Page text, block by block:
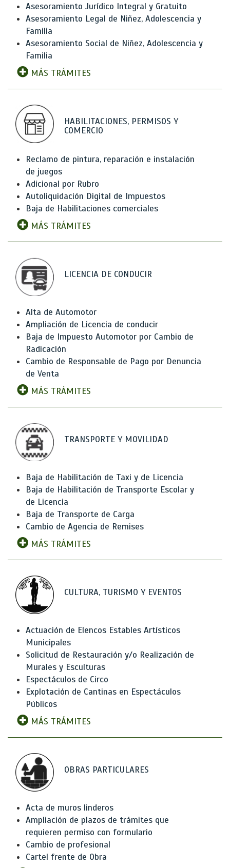
Asesoramiento Jurídico Integral y Gratuito
Asesoramiento Legal de Niñez, Adolescencia y
Familia
Asesoramiento Social de Niñez, Adolescencia y
Familia
MÁS TRÁMITES
HABILITACIONES, PERMISOS Y
COMERCIO
Reclamo de pintura, reparación e instalación
de juegos
Adicional por Rubro
Autoliquidación Digital de Impuestos
Baja de Habilitaciones comerciales
MÁS TRÁMITES
LICENCIA DE CONDUCIR
Alta de Automotor
Ampliación de Licencia de conducir
Baja de Impuesto Automotor por Cambio de
Radicación
Cambio de Responsable de Pago por Denuncia
de Venta
MÁS TRÁMITES
TRANSPORTE Y MOVILIDAD
Baja de Habilitación de Taxi y de Licencia
Baja de Habilitación de Transporte Escolar y
de Licencia
Baja de Transporte de Carga
Cambio de Agencia de Remises
MÁS TRÁMITES
CULTURA, TURISMO Y EVENTOS
Actuación de Elencos Estables Artísticos
Municipales
Solicitud de Restauración y/o Realización de
Murales y Esculturas
Espectáculos de Circo
Explotación de Cantinas en Espectáculos
Públicos
MÁS TRÁMITES
OBRAS PARTICULARES
Acta de muros linderos
Ampliación de plazos de trámites que
requieren permiso con formulario
Cambio de profesional
Cartel frente de Obra